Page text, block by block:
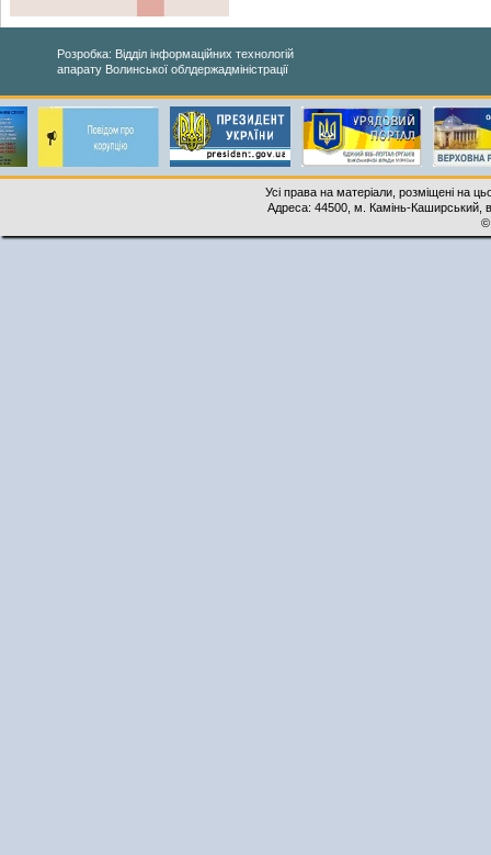
Розробка: Відділ інформаційних технологій
апарату Волинської облдержадміністрації
Усі права на матеріали, розміщені на
Адреса: 44500, м. Камінь-Каширський,
©